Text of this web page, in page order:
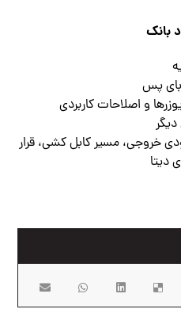
بانک
بای پس
و اصلاحات کاربردی
خروجی، مسیر کابل کشی، قرار
دیتا